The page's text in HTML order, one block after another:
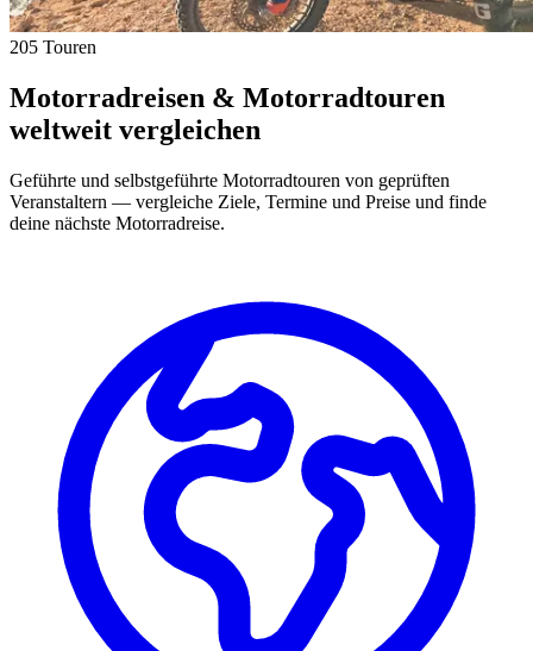
205 Touren
Motorradreisen & Motorradtouren
weltweit vergleichen
Geführte und selbstgeführte Motorradtouren von geprüften
Veranstaltern — vergleiche Ziele, Termine und Preise und finde
deine nächste Motorradreise.